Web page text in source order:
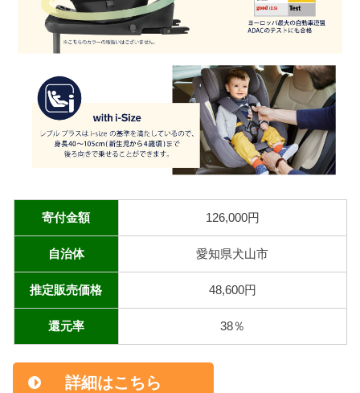
寄付金額 126,000円
自治体 愛知県犬山市
推定販売価格 48,600円
還元率 38％
詳細はこちら